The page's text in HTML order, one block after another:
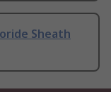
Sheath